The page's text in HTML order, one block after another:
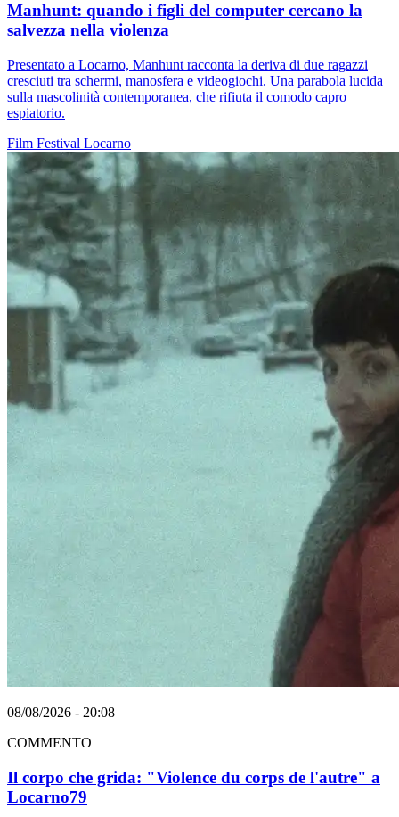
Manhunt: quando i figli del computer cercano la
salvezza nella violenza
Presentato a Locarno, Manhunt racconta la deriva di due ragazzi
cresciuti tra schermi, manosfera e videogiochi. Una parabola lucida
sulla mascolinità contemporanea, che rifiuta il comodo capro
espiatorio.
Film Festival Locarno
08/08/2026 - 20:08
COMMENTO
Il corpo che grida: "Violence du corps de l'autre" a
Locarno79